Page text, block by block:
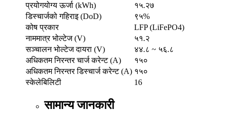
प्रयोगयोग्य ऊर्जा (kWh)
१५.२७
डिस्चार्जको गहिराइ (DoD)
९५%
कोष प्रकार
LFP (LiFePO4)
नाममात्र भोल्टेज (V)
५१.२
सञ्चालन भोल्टेज दायरा (V)
४४.८ ~ ५६.८
अधिकतम निरन्तर चार्ज करेन्ट (A)
१५०
अधिकतम निरन्तर डिस्चार्ज करेन्ट (A) १५०
स्केलेबिलिटी
16
सामान्य जानकारी